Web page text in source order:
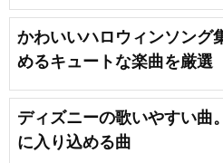
かわいいハロウィンソング
めるキュートな楽曲を厳選
ディズニーの歌いやすい曲
に入り込める曲